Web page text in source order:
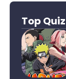
Top Quiz